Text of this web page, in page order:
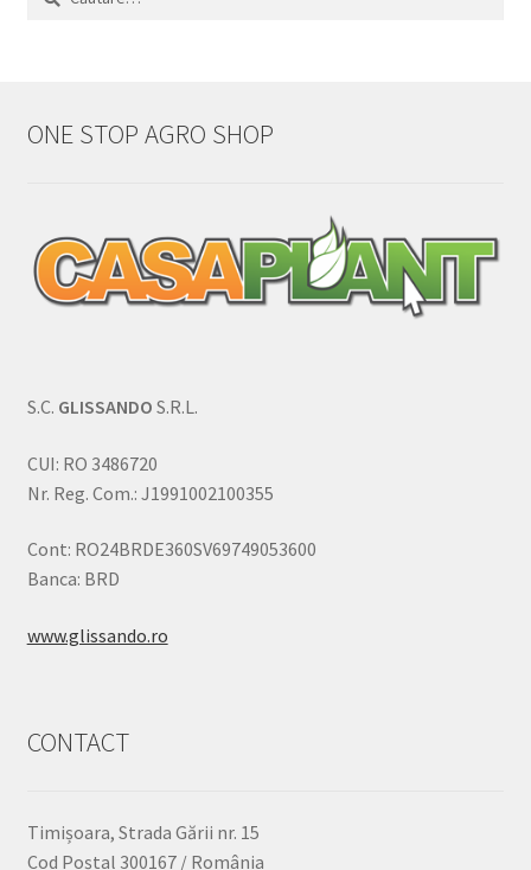
ONE STOP AGRO SHOP
S.C. GLISSANDO S.R.L.
CUI: RO 3486720
Nr. Reg. Com.: J1991002100355
Cont: RO24BRDE360SV69749053600
Banca: BRD
www.glissando.ro
CONTACT
Timișoara, Strada Gării nr. 15
Cod Poștal 300167 / România